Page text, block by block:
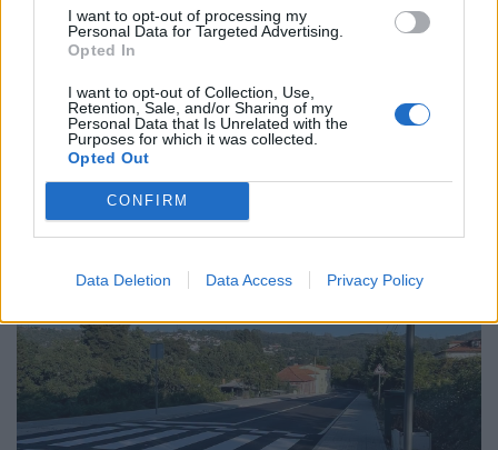
I want to opt-out of processing my
Personal Data for Targeted Advertising.
Opted In
I want to opt-out of Collection, Use,
Retention, Sale, and/or Sharing of my
Personal Data that Is Unrelated with the
Purposes for which it was collected.
Opted Out
CONFIRM
Data Deletion Data Access Privacy Policy